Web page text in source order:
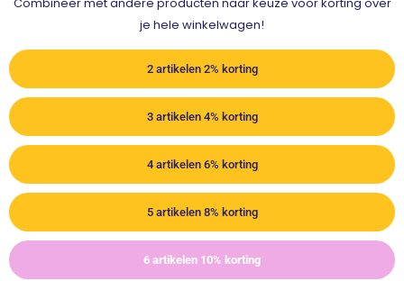
Combineer met andere producten naar keuze voor korting over
je hele winkelwagen!
2 artikelen 2% korting
3 artikelen 4% korting
4 artikelen 6% korting
5 artikelen 8% korting
6 artikelen 10% korting